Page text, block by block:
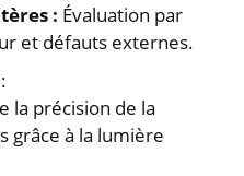
: Évaluation par
et défauts externes.
:
la précision de la
grâce à la lumière